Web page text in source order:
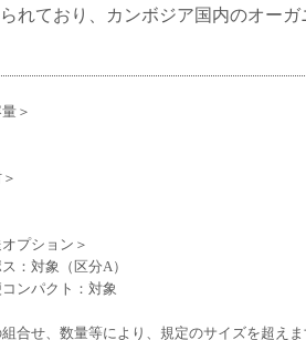
れており、カンボジア国内のオーガ
＞
オプション＞
：対象（区分A）
ンパクト：対象
合せ、数量等により、規定のサイズを超え